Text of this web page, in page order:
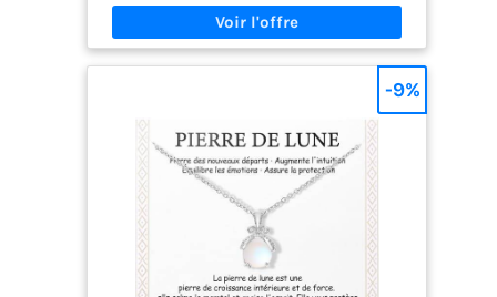
accompagné d'une carte et d'une boîte à bijoux
exquises, donnant à votre achat une
Que ce soit pour vous-même ou pour offrir à un
camaraderie et de chaleur spéciales. Le pouvoir de
la pierre de lune : La pierre de lune est réputée
pour être la "pierre du bonheur", capable
d'apporter une énergie positive, d'équilibrer les
émotions, et de renforcer la confiance en soi. En
portant ce collier, laissez le pouvoir de la pierre de
lune vous accompagner chaque jour, apportant
chance et bonheur. Émotions et souvenirs : Ce
collier n'est pas seulement un bijou, c'est aussi
-9%